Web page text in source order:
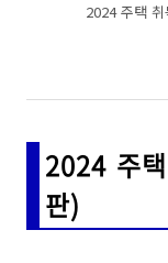
2024 주택
2024 주택
판)